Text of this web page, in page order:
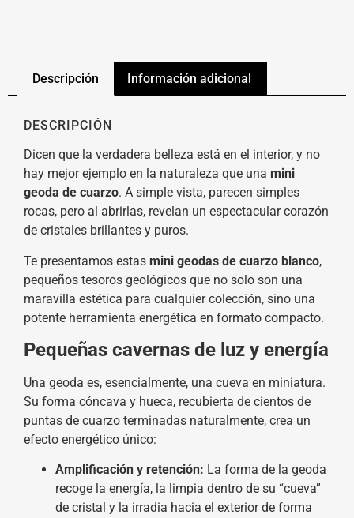
Descripción Información adicional
DESCRIPCIÓN
Dicen que la verdadera belleza está en el interior, y no
hay mejor ejemplo en la naturaleza que una mini
geoda de cuarzo. A simple vista, parecen simples
rocas, pero al abrirlas, revelan un espectacular corazón
de cristales brillantes y puros.
Te presentamos estas mini geodas de cuarzo blanco,
pequeños tesoros geológicos que no solo son una
maravilla estética para cualquier colección, sino una
potente herramienta energética en formato compacto.
Pequeñas cavernas de luz y energía
Una geoda es, esencialmente, una cueva en miniatura.
Su forma cóncava y hueca, recubierta de cientos de
puntas de cuarzo terminadas naturalmente, crea un
efecto energético único:
Amplificación y retención: La forma de la geoda
recoge la energía, la limpia dentro de su “cueva”
de cristal y la irradia hacia el exterior de forma